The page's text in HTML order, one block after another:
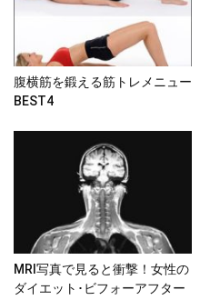
腹横筋を鍛える筋トレメニュー
BEST4
MRI写真で見ると衝撃！女性の
ダイエット･ビフォーアフター